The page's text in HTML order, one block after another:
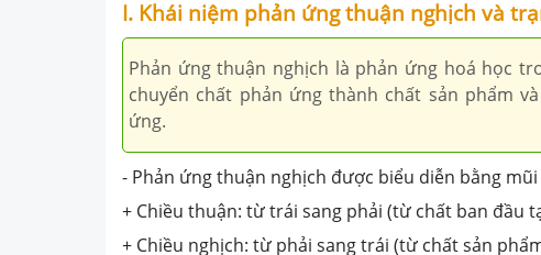
I. Khái niệm phản ứng thuận nghịch và
Phản ứng thuận nghịch là phản ứng hoá học
chuyển chất phản ứng thành chất sản phẩm
ứng.
- Phản ứng thuận nghịch được biểu diễn bằng
+ Chiều thuận: từ trái sang phải (từ chất ban đầu
+ Chiều nghịch: từ phải sang trái (từ chất sản